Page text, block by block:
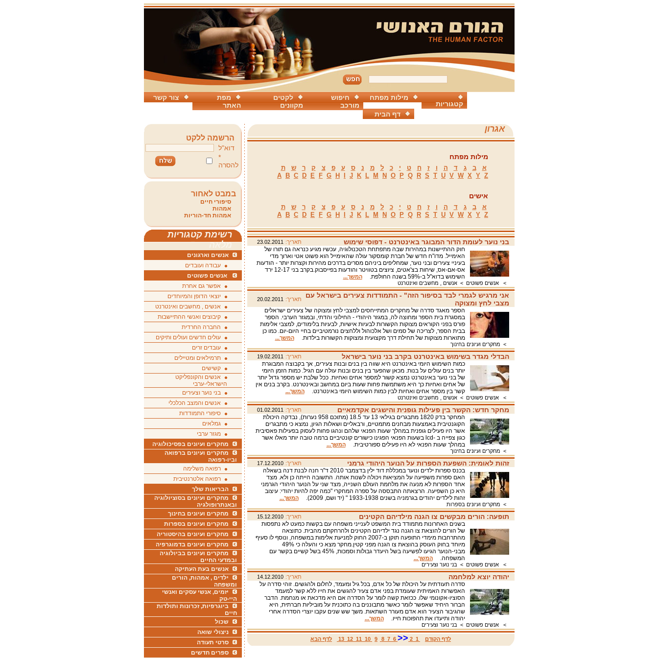
צור קשר
מפת
האתר
לקטים
מקוונים
חיפוש
מורכב
מילות מפתח
קטגוריות
דף הבית
אגרון
מילות מפתח
א ב ג ד ה ו ז ח ט י כ ל מ נ ס ע פ צ ק ר ש
ת
A
B C D E F G H J K L M N O P Q R S T U V W X Y Z
אישים
א ב ג ד ה ו ז ח ט י כ ל מ נ ס ע פ צ ק ר ש
ת
A
B C D E F G H J K L M N O P Q R S T U V W X Y Z
בני נוער לעומת הדור המבוגר באינטרנט - דפוסי שימוש תאריך: 23.02.2011
חוק ההתיישנות במהירות שבה מתפתחת הטכנולוגיה, עכשיו מגיע כנראה גם תורו של
האימייל. מדו"ח חדש של חברת קומסקור עולה שהאימייל הוא פשוט אטי וארוך מדי
בעיניי צעירים ובני נוער, שמחליפים ביניהם מסרים בדרכים מהירות וקצרות יותר - הודעות
אס-אם-אס, שיחות בצ'אטים, ציוצים בטוויטר והודעות בפייסבוק.בקרב בני 12-17 ירד
השימוש בדוא"ל ב-59% בשנה החולפת.
המשך...
>
אנשים פשוטים >אנשים , מחשבים ואינטרנט
אני מרגיש לגמרי לבד בסיפור הזה" - התמודדות צעירים בישראל עם
מצבי לחץ ומצוקה
תאריך: 20.02.2011
הספר מאגד סדרה של מחקרים המתייחסים למצבי לחץ ומצוקה של צעירים ישראלים
במסגרת בית הספר ומחוצה לה, במגזר היהודי - החילוני והדתי, ובמגזר הערבי. הספר
פורס בפני הקוראים מצוקות הקשורות לבעיות אישיות, לבעיות בלימודים, למצבי אלימות
בבית הספר, לצריכה של סמים ושל אלכוהול וללחצים נורמטיביים בחיי היום-יום. כמו כן
מתוארות מצוקות של תחילת דרך מקצועית ומצוקות הקשורות בילדות.המשך...
> מחקרים ועיונים בחינוך
הבדלי מגדר בשימוש באינטרנט בקרב בני נוער בישראל תאריך: 19.02.2011
כמות השימוש היומי באינטרנט היא שווה בין בנים ובנות צעירים, אך בקבוצה המבוגרת
יותר בנים עולים על בנות. מכאן שהפער בין בנים ובנות עולה עם הגיל. כמות הזמן היומי
של בני נוער באינטרנט נמצא קשור למספר אחים ואחיות. ככל שלבת יש מספר גדול יותר
של אחים ואחיות כך היא משתמשת פחות שעות ביום במחשב ובאינטרנט. בקרב בנים אין
קשר בין מספר אחים ואחיות לבין כמות השימוש היומי באינטרנט.המשך...
>
אנשים פשוטים >אנשים , מחשבים ואינטרנט
מחקר חדש: הקשר בין פעילות גופנית והישגים אקדמאיים תאריך: 01.02.2011
המחקר בדק 1820 מתבגרים בגילאי 13 עד 18.5 (מתוכם 958 נערות), נבדקה היכולת
הקוגנטיבית באמצעות מבחנים מתמטיים, ורבאליים ושאלות הגיון, נמצא כי מתבגרים
אשר היו פעילים גופנית במהלך שעות הפנאי שלהם ונהגו פחות לעסוק בפעילות פאסיבית
כגון צפייה ב -lcd בשעות הפנאי הפגינו כישורים קונטיביים ברמה טובה יותר מאלו אשר
במהלך שעות הפנאי לא היו פעילים ספורטיבית.המשך...
> מחקרים ועיונים בחינוך
זהות לאומית: השפעת הספרות על הנוער היהודי גרמני תאריך: 17.12.2010
בכנס ספרות ילדים ונוער במכללת דוד ילין בדצמבר 2010 ד"ר חנה לבנת דנה בשאלה
האם ספרות משפיעה על המציאות ויכולה לשנות אותה. התשובה הייתה כן ולא. מצד
אחד הספרות לא מנעה את מלחמת העולם השנייה, מצד שני על הנוער היהודי הגרמני
היא כן השפיעה. הרצאתה התבססה על ספרה המחקרי "כמה יפה להיות יהודי: עיצוב
זהות לילדים יהודים בגרמניה בשנים 1933-1938 " (יד ושם, 2009).
המשך...
> מחקרים ועיונים בספרות
תופעה: הורים מבקשים צו הגנה מילדיהם הקטינים תאריך: 15.12.2010
בשנים האחרונות מתמודד בית המשפט לענייני משפחה עם בקשות כמעט לא נתפסות
של הורים להוצאת צו הגנה נגד ילדיהם הקטינים ולהרחקתם מהבית. כתוצאה
מהתרחבות מימדי התופעה תוקן ב-2007 החוק למניעת אלימות במשפחה, ונוסף לו סעיף
מיוחד בחוק העוסק בהוצאת צו הגנה מפני קטין.מחקר מצא כי והעלה כי 49%
מבני-הנוער הגיעו לפשיעה בשל היעדר גבולות וסמכות, 45% בשל קשיים בקשר עם
המשפחה.המשך...
>
אנשים פשוטים > בני נוער וצעירים
יהודה יוצא למלחמה תאריך: 14.12.2010
סדרה תעודתית על היכולת של כל אדם, בכל גיל ומעמד, לחלום ולהגשים. זוהי סדרה על
האפשרות האמיתית שעומדת בפני אדם צעיר להגשים את חייו ללא קשר למעמד
הסוציו-אקונומי שלו. ככזאת קשה לומר על הסדרה אם היא מדכאת או מנחמת. הדבר
הברור היחיד שאפשר לומר כאשר מתבוננים בה כתוכנית על מוביליות חברתית, היא
שהגיבור הצעיר הוא אדם מעורר השתאות. משך שש שנים עקבו יוצרי הסדרה אחרי
יהודה ותיעדו את תהפוכות חייו.המשך...
>
אנשים פשוטים > בני נוער וצעירים
לדף הקודם 1
2
<<
6
7
8
9
10
11
12
13 לדף הבא
הרשמה ללקט
דוא"ל
*
להסרה
במבט לאחור
סיפורי חיים
אמהות
אמהות חד-הוריות
רשימת קטגוריות
מלאה
אנשים וארגונים
עבודה ועובדים
אנשים פשוטים
אפשר גם אחרת
יוצאי הדופן והמיוחדים
אנשים , מחשבים ואינטרנט
קיבוצים ואנשי ההתיישבות
החברה החרדית
עולים חדשים ועולים ותיקים
עובדים זרים
תרמילאים ומטיילים
קשישים
אנשים והקונפליקט
הישראלי-ערבי
בני נוער וצעירים
אנשים והמצב הכלכלי
סיפורי התמודדות
גמלאים
מגזר ערבי
מחקרים ועיונים בפסיכולוגיה
מחקרים ועיונים ברפואה
וביו-רפואה
רפואה משלימה
רפואה אלטרנטיבית
הבריאות שלך
מחקרים ועיונים בסוציולוגיה
ובאנתרופולגיה
מחקרים ועיונים בחינוך
מחקרים ועיונים בספרות
מחקרים ועיונים בהיסטוריה
מחקרים ועיונים בדמוגרפיה
מחקרים ועיונים בביולוגיה
ובמדעי החיים
אנשים בעת העתיקה
ילדים , אמהות, הורים
ומשפחה
יזמים, אנשי עסקים ואנשי
היי-טק
ביוגרפיות, זכרונות ותולדות
חיים
שכול
ניצולי שואה
סרטי תעודה
ספרים חדשים